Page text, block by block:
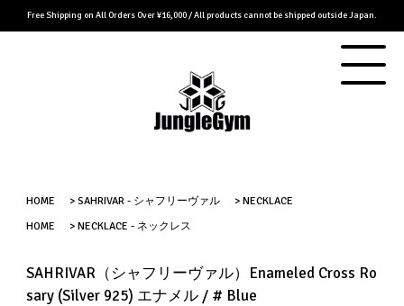
Free Shipping on All Orders Over ¥16,000 / All products cannot be shipped outside Japan.
HOME >SAHRIVAR - シャフリーヴァル >NECKLACE
HOME
>NECKLACE - ネックレス
SAHRIVAR（シャフリーヴァル）Enameled Cross Ro
sary (Silver 925) エナメル / # Blue